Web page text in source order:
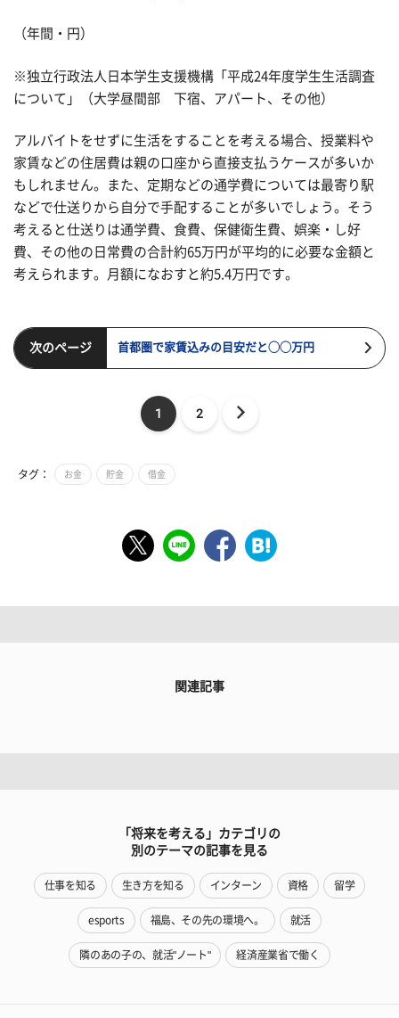
（年間・円）
※独立行政法人日本学生支援機構「平成24年度学生生活調査
について」（大学昼間部 下宿、アパート、その他）
アルバイトをせずに生活をすることを考える場合、授業料や
家賃などの住居費は親の口座から直接支払うケースが多いか
もしれません。また、定期などの通学費については最寄り駅
などで仕送りから自分で手配することが多いでしょう。そう
考えると仕送りは通学費、食費、保健衛生費、娯楽・し好
費、その他の日常費の合計約65万円が平均的に必要な金額と
考えられます。月額になおすと約5.4万円です。
次のページ 首都圏で家賃込みの目安だと◯◯万円
1 2
タグ： お金 貯金 借金
関連記事
「将来を考える」カテゴリの
別のテーマの記事を見る
仕事を知る 生き方を知る インターン 資格 留学
esports 福島、その先の環境へ。 就活
隣のあの子の、就活"ノート" 経済産業省で働く